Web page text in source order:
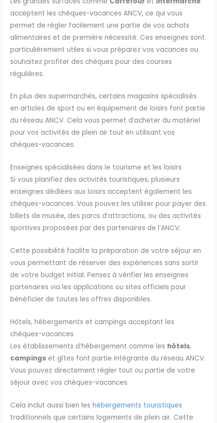
acceptent les chèques-vacances ANCV, ce qui vous
permet de régler facilement une partie de vos achats
alimentaires et de première nécessité. Ces enseignes sont
particulièrement utiles si vous préparez vos vacances ou
souhaitez profiter des chèques pour des courses
régulières.
En plus des supermarchés, certains magasins spécialisés
en articles de sport ou en équipement de loisirs font partie
du réseau ANCV. Cela vous permet d’acheter du matériel
pour vos activités de plein air tout en utilisant vos
chèques-vacances.
Enseignes spécialisées dans le tourisme et les loisirs
Si vous planifiez des activités touristiques, plusieurs
enseignes dédiées aux loisirs acceptent également les
chèques-vacances. Vous pouvez les utiliser pour payer des
billets de musée, des parcs d’attractions, ou des activités
sportives proposées par des partenaires de l’ANCV.
Cette possibilité facilite la préparation de votre séjour en
vous permettant de réserver des expériences sans sortir
de votre budget initial. Pensez à vérifier les enseignes
partenaires via les applications ou sites officiels pour
bénéficier de toutes les offres disponibles.
Hôtels, hébergements et campings acceptant les
chèques-vacances
Les établissements d’hébergement comme les hôtels,
campings et gîtes font partie intégrante du réseau ANCV.
Vous pouvez directement régler tout ou partie de votre
séjour avec vos chèques-vacances.
Cela inclut aussi bien leshébergements touristiques
traditionnels que certains logements de plein air. Cette